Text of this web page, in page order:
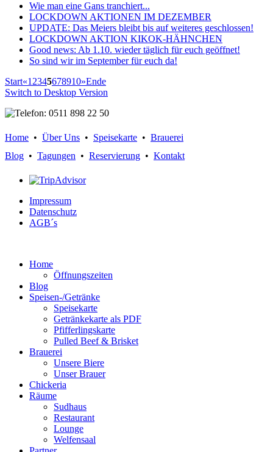
Wie man eine Gans tranchiert...
LOCKDOWN AKTIONEN IM DEZEMBER
UPDATE: Das Meiers bleibt bis auf weiteres geschlossen!
LOCKDOWN AKTION KIKOK-HÄHNCHEN
Good news: Ab 1.10. wieder täglich für euch geöffnet!
So sind wir im September für euch da!
Start«1 2345678910»Ende
Switch to Desktop Version
Home • Über Uns • Speisekarte • Brauerei
Blog • Tagungen • Reservierung • Kontakt
Impressum
Datenschutz
AGB´s
Home
Öffnungszeiten
Blog
Speisen-/Getränke
Speisekarte
Getränkekarte als PDF
Pfifferlingskarte
Pulled Beef & Brisket
Brauerei
Unsere Biere
Unser Brauer
Chickeria
Räume
Sudhaus
Restaurant
Lounge
Welfensaal